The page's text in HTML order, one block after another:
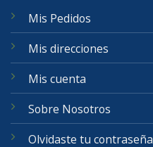
Mis Pedidos
Mis direcciones
Mis cuenta
Sobre Nosotros
Olvidaste tu contraseña